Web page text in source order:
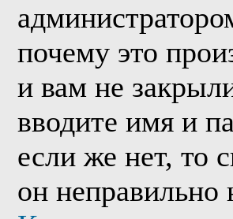
почему это
и вам не
вводите имя и
если же нет, то
он